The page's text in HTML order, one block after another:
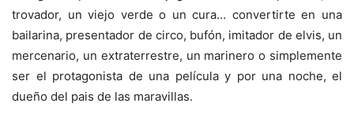
trovador, un viejo verde o un cura… convertirte en una
bailarina, presentador de circo, bufón, imitador de elvis, un
mercenario, un extraterrestre, un marinero o simplemente
ser el protagonista de una película y por una noche, el
dueño del pais de las maravillas.